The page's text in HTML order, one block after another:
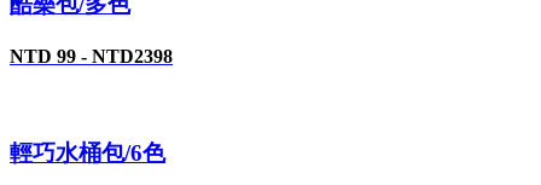
NTD 99 - NTD2398
輕巧水桶包/6色